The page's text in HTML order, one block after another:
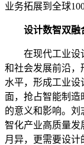
业务拓展到全球
设计数智双融
在现代工业设计
和社会发展前沿，
水平，形成工业设
面，抢占智能制
的意义和影响。
智化产业高质量发
月异，更需要设